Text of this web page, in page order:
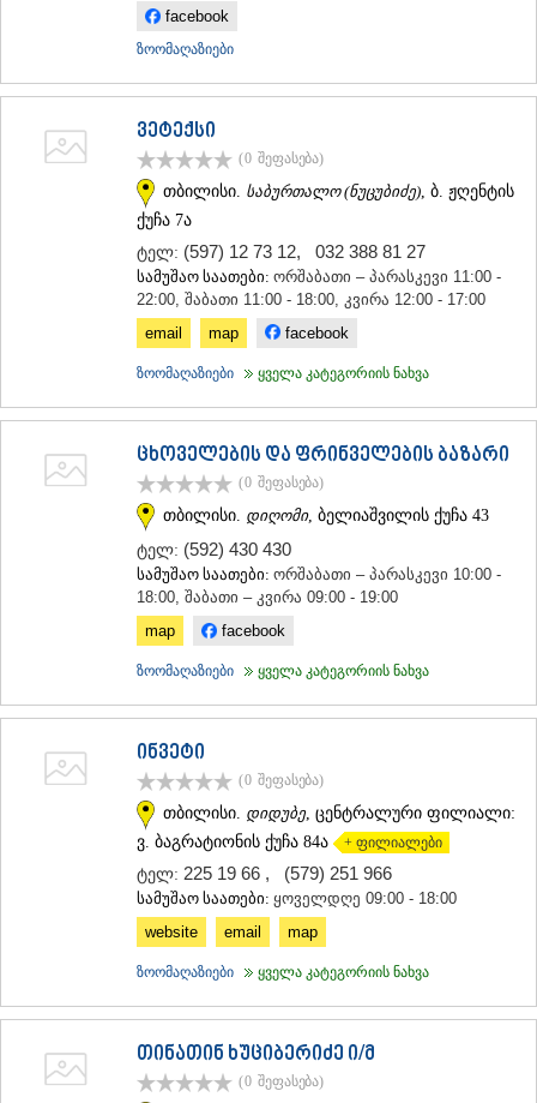
ᲛᲐᲠᲜᲔᲣᲚᲘ
ᲬᲐᲚᲙᲐ
ᲨᲘᲓᲐ ᲥᲐᲠᲗᲚᲘ
facebook
ზოომაღაზიები
ვეტექსი
(0 შეფასება)
თბილისი. საბურთალო (ნუცუბიძე) , ბ. ჟღენტის
ქუჩა 7ა
ტელ: (597) 12 73 12, 032 388 81 27
სამუშაო საათები: ორშაბათი – პარასკევი 11:00 -
22:00, შაბათი 11:00 - 18:00, კვირა 12:00 - 17:00
email
map facebook
ზოომაღაზიები ყველა კატეგორიის ნახვა
ცხოველების და ფრინველების ბაზარი
(0 შეფასება)
თბილისი. დიღომი, ბელიაშვილის ქუჩა 43
ტელ: (592) 430 430
სამუშაო საათები: ორშაბათი – პარასკევი 10:00 -
18:00, შაბათი – კვირა 09:00 - 19:00
map
facebook
ზოომაღაზიები ყველა კატეგორიის ნახვა
ინვეტი
(0 შეფასება)
თბილისი. დიდუბე , ცენტრალური ფილიალი:
ვ. ბაგრატიონის ქუჩა 84ა + ფილიალები
ტელ: 225 19 66 , (579) 251 966
სამუშაო საათები: ყოველდღე 09:00 - 18:00
website
email map
ზოომაღაზიები ყველა კატეგორიის ნახვა
თინათინ ხუციბერიძე ი/მ
(0 შეფასება)